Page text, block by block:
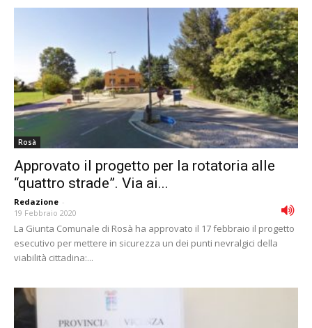
Rosà
Approvato il progetto per la rotatoria alle
“quattro strade”. Via ai...
Redazione -
19 Febbraio 2020
La Giunta Comunale di Rosà ha approvato il 17 febbraio il progetto
esecutivo per mettere in sicurezza un dei punti nevralgici della
viabilità cittadina:...